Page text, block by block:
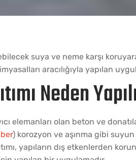
suya ve neme karşı
aracılığıyla yapılan
Neden
elemanları olan beton ve
) korozyon ve aşınma gibi
yapıların dış etkenlerden